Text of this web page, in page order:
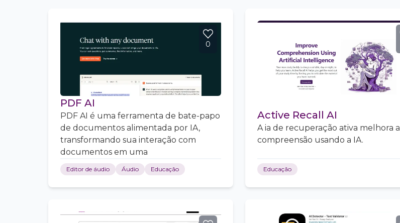
0
PDF AI
PDF AI é uma ferramenta de bate-papo
de documentos alimentada por IA,
transformando sua interação com
documentos em uma
Editor de áudio Áudio Educação
Active Recall AI
A ia de recuperação ativa melhora a
compreensão usando a IA.
Educação